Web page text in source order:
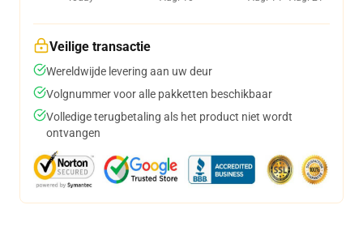
Veilige transactie
Wereldwijde levering aan uw deur
Volgnummer voor alle pakketten beschikbaar
Volledige terugbetaling als het product niet wordt
ontvangen